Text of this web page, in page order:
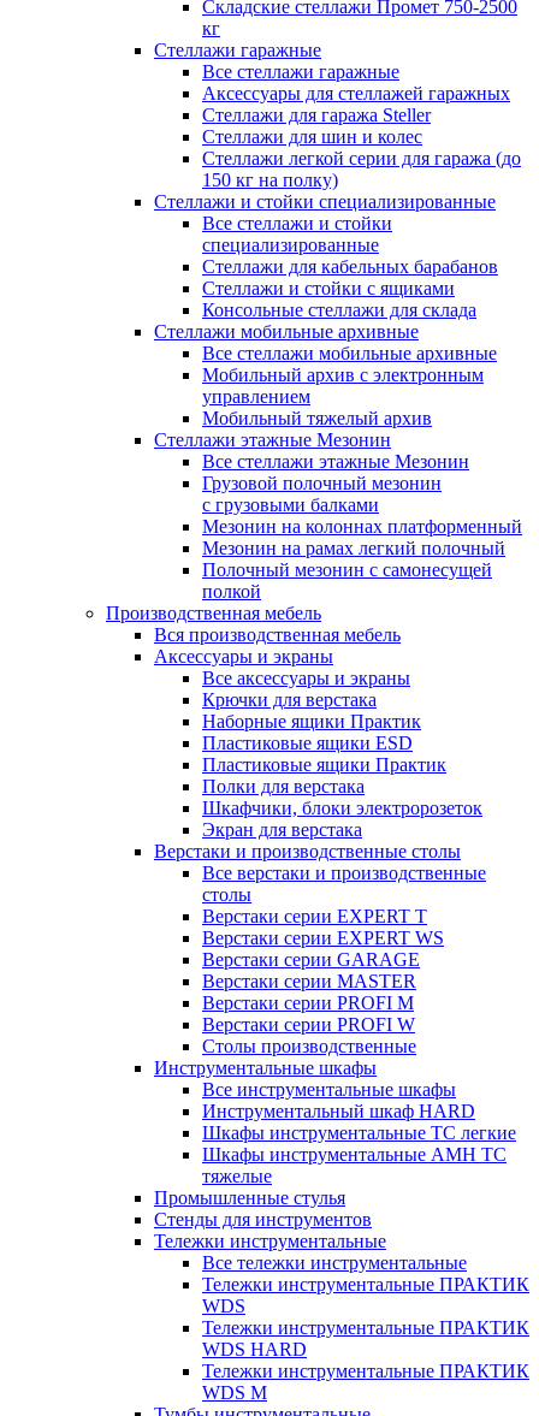
Складские стеллажи Промет 750-2500
кг
Стеллажи гаражные
Все стеллажи гаражные
Аксессуары для стеллажей гаражных
Стеллажи для гаража Steller
Стеллажи для шин и колес
Стеллажи легкой серии для гаража (до
150 кг на полку)
Стеллажи и стойки специализированные
Все стеллажи и стойки
специализированные
Стеллажи для кабельных барабанов
Стеллажи и стойки с ящиками
Консольные стеллажи для склада
Стеллажи мобильные архивные
Все стеллажи мобильные архивные
Мобильный архив с электронным
управлением
Мобильный тяжелый архив
Стеллажи этажные Мезонин
Все стеллажи этажные Мезонин
Грузовой полочный мезонин
с грузовыми балками
Мезонин на колоннах платформенный
Мезонин на рамах легкий полочный
Полочный мезонин с самонесущей
полкой
Производственная мебель
Вся производственная мебель
Аксессуары и экраны
Все аксессуары и экраны
Крючки для верстака
Наборные ящики Практик
Пластиковые ящики ESD
Пластиковые ящики Практик
Полки для верстака
Шкафчики, блоки электророзеток
Экран для верстака
Верстаки и производственные столы
Все верстаки и производственные
столы
Верстаки серии EXPERT T
Верстаки серии EXPERT WS
Верстаки серии GARAGE
Верстаки серии MASTER
Верстаки серии PROFI M
Верстаки серии PROFI W
Столы производственные
Инструментальные шкафы
Все инструментальные шкафы
Инструментальный шкаф HARD
Шкафы инструментальные ТС легкие
Шкафы инструментальные AMH TC
тяжелые
Промышленные стулья
Стенды для инструментов
Тележки инструментальные
Все тележки инструментальные
Тележки инструментальные ПРАКТИК
WDS
Тележки инструментальные ПРАКТИК
WDS HARD
Тележки инструментальные ПРАКТИК
WDS M